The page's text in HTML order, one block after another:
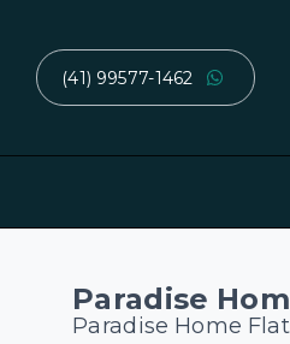
(41) 99577-1462
Paradise
Paradise Home